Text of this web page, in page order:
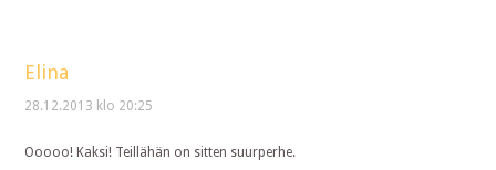
Elina
28.12.2013 klo 20:25
Ooooo! Kaksi! Teillähän on sitten suurperhe.